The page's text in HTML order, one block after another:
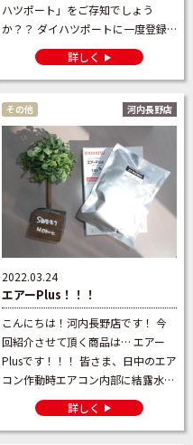
ハツポート」をご存知でしょう
か？？ ダイハツポートに一度登録
して頂くと、車検や点検のご入庫の
予約がスマホでカンタンにできるん
です！ お店の定休日や営業時間 […]
詳しく
その他 河内長野店
2022.03.24
エアーPlus！！！
こんにちは！河内長野店です！ 今
回紹介させて頂く商品は… エアー
Plusです！！！ 皆さま、日中のエア
コン作動時エアコン内部に結露水が
発生するのはご存じでしょうか！？
それが原因で空気中の細菌やカビが
発生しやすくなります […]
詳しく